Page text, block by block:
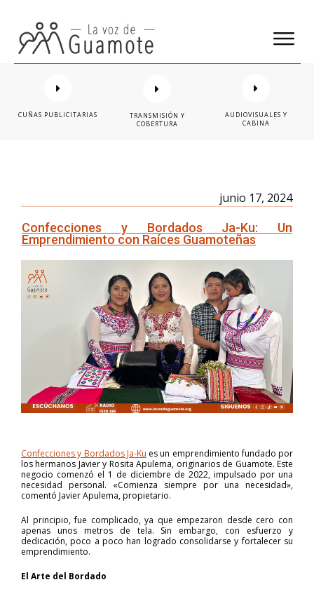
CUÑAS PUBLICITARIAS
TRANSMISIÓN Y
COBERTURA
AUDIOVISUALES Y
CABINA
junio 17, 2024
Confecciones y Bordados Ja-Ku: Un
Emprendimiento con Raíces Guamoteñas
Confecciones y Bordados Ja-Ku es un emprendimiento fundado por
los hermanos Javier y Rosita Apulema, originarios de Guamote. Este
negocio comenzó el 1 de diciembre de 2022, impulsado por una
necesidad personal. «Comienza siempre por una necesidad»,
comentó Javier Apulema, propietario.
Al principio, fue complicado, ya que empezaron desde cero con
apenas unos metros de tela. Sin embargo, con esfuerzo y
dedicación, poco a poco han logrado consolidarse y fortalecer su
emprendimiento.
El Arte del Bordado